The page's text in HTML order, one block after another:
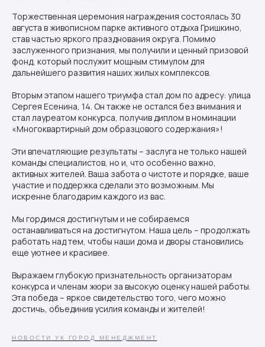
Торжественная церемония награждения состоялась 30
августа в живописном парке активного отдыха Гришкино,
став частью яркого празднования округа. Помимо
заслуженного признания, мы получили и ценный призовой
фонд, который послужит мощным стимулом для
дальнейшего развития наших жилых комплексов.
Вторым этапом нашего триумфа стал дом по адресу: улица
Сергея Есенина, 14. Он также не остался без внимания и
стал лауреатом конкурса, получив диплом в номинации
«Многоквартирный дом образцового содержания»!
Эти впечатляющие результаты – заслуга не только нашей
команды специалистов, но и, что особенно важно,
активных жителей. Ваша забота о чистоте и порядке, ваше
участие и поддержка сделали это возможным. Мы
искренне благодарим каждого из вас.
Мы гордимся достигнутым и не собираемся
останавливаться на достигнутом. Наша цель – продолжать
работать над тем, чтобы наши дома и дворы становились
еще уютнее и красивее.
Выражаем глубокую признательность организаторам
конкурса и членам жюри за высокую оценку нашей работы.
Эта победа – яркое свидетельство того, чего можно
достичь, объединив усилия команды и жителей!
НОВОСТИ УК ГОРОД МЕНЕДЖМЕНТ